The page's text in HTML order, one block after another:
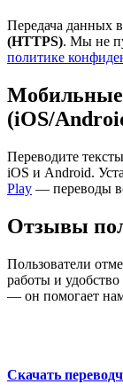
Передача данных
(HTTPS). Мы не
политике
Мобильные
(iOS/
Переводите
iOS и Android.
Play — переводы
Отзывы
Пользователи
работы и
— он помогает
Скачать